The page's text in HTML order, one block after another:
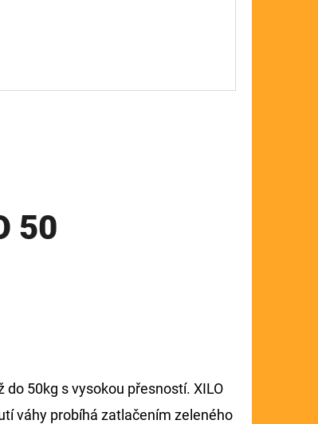
50
50kg s vysokou přesností. XILO
váhy probíhá zatlačením zeleného